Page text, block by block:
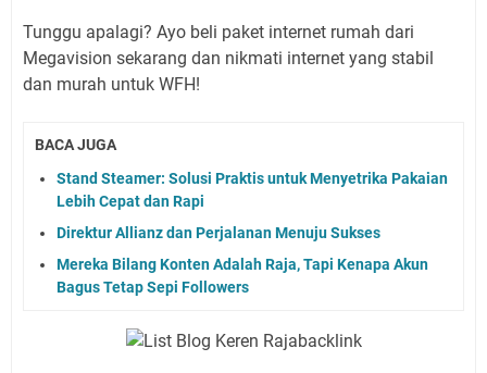
Tunggu apalagi? Ayo beli paket internet rumah dari
Megavision sekarang dan nikmati internet yang stabil
dan murah untuk WFH!
BACA JUGA
Stand Steamer: Solusi Praktis untuk Menyetrika Pakaian
Lebih Cepat dan Rapi
Direktur Allianz dan Perjalanan Menuju Sukses
Mereka Bilang Konten Adalah Raja, Tapi Kenapa Akun
Bagus Tetap Sepi Followers